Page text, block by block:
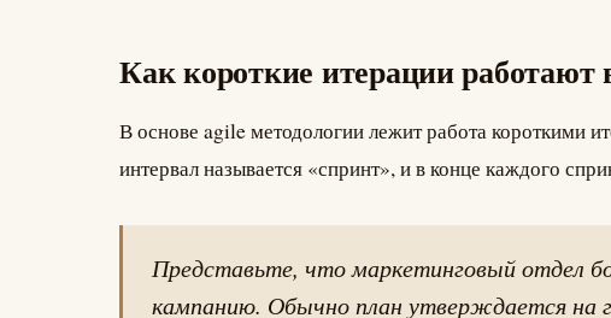
Как короткие итерации работают
В основе agile методологии лежит работа короткими
интервал называется «спринт», и в конце каждого
Представьте, что маркетинговый отдел
кампанию. Обычно план утверждается на